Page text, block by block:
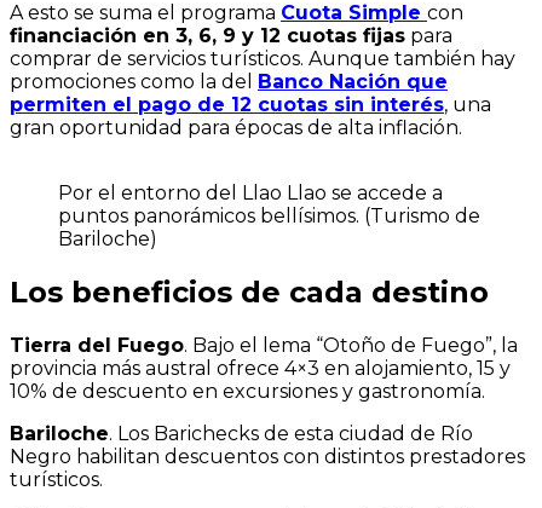
A esto se suma el programa Cuota Simple con
financiación en 3, 6, 9 y 12 cuotas fijas para
comprar de servicios turísticos. Aunque también hay
promociones como la del Banco Nación que
permiten el pago de 12 cuotas sin interés, una
gran oportunidad para épocas de alta inflación.
Por el entorno del Llao Llao se accede a
puntos panorámicos bellísimos. (Turismo de
Bariloche)
Los beneficios de cada destino
Tierra del Fuego. Bajo el lema “Otoño de Fuego”, la
provincia más austral ofrece 4×3 en alojamiento, 15 y
10% de descuento en excursiones y gastronomía.
Bariloche. Los Barichecks de esta ciudad de Río
Negro habilitan descuentos con distintos prestadores
turísticos.